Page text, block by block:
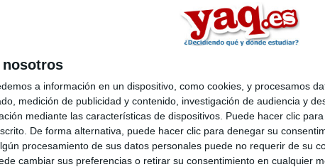
nosotros
a información en un dispositivo, como cookies, y procesamos
medición de publicidad y contenido, investigación de audiencia y
mediante las características de dispositivos. Puede hacer clic
De forma alternativa, puede hacer clic para denegar su
procesamiento de sus datos personales puede no requerir de su
cambiar sus preferencias o retirar su consentimiento en cualquier
Quiénes somos|Contactar|
Aviso legal|Politica de privacidad|Condiciones generales
2026Compás Mediterráneo S.L.- Diego de León 47 - 28006